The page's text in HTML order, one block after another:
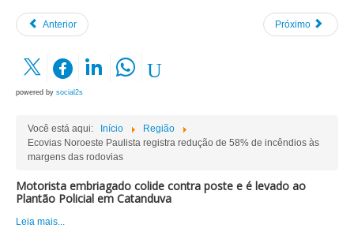
Anterior Próximo
powered by social2s
Você está aqui: Início
Região
Ecovias Noroeste Paulista registra redução de 58% de incêndios às
margens das rodovias
Motorista embriagado colide contra poste e é levado ao
Plantão Policial em Catanduva
Leia mais...